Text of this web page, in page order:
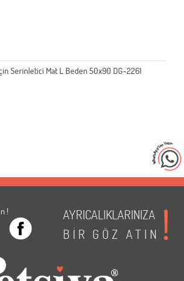
Serinletici Mat L Beden 50x90 DG-2261
!
AYRICALIKLARINIZA
BİR GÖZ ATIN